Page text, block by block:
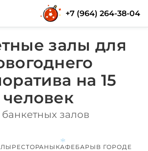
+7 (964) 264-38-04
залы для
на 15
человек
банкетных залов
РЕСТОРАНЫ КАФЕБАРЫ В ГОРОДЕ